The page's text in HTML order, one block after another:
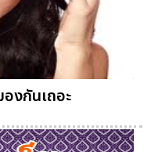
งกันเถอะ